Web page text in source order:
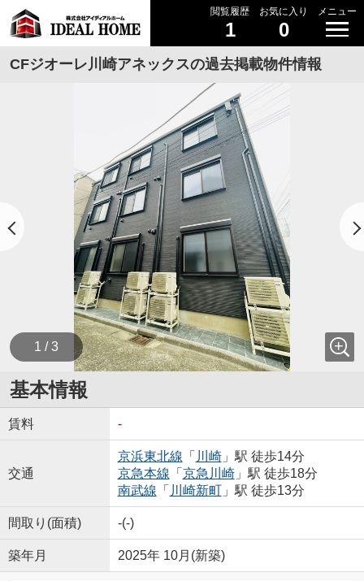
閲覧履歴
1
お気に入り
0
メニュー
CFジオーレ川崎アネックスの過去掲載物件情報
1 / 3
基本情報
賃料 -
交通
京浜東北線 「 川崎」駅 徒歩14分
京急本線 「 京急川崎」駅 徒歩18分
南武線 「 川崎新町」駅 徒歩13分
間取り(面積) -(-)
築年月 2025年 10月(新築)